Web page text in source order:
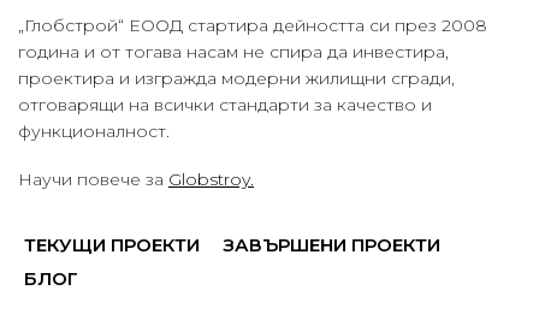
„Глобстрой“ ЕООД стартира дейността си през 2008
година и от тогава насам не спира да инвестира,
проектира и изгражда модерни жилищни сгради,
отговарящи на всички стандарти за качество и
функционалност.
Научи повече за Globstroy.
ТЕКУЩИ ПРОЕКТИ
ЗАВЪРШЕНИ ПРОЕКТИ
БЛОГ